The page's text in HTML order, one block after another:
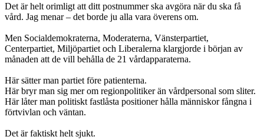
Det är helt orimligt att ditt postnummer ska avgöra när du ska få
vård. Jag menar – det borde ju alla vara överens om.
Men Socialdemokraterna, Moderaterna, Vänsterpartiet,
Centerpartiet, Miljöpartiet och Liberalerna klargjorde i början av
månaden att de vill behålla de 21 vårdapparaterna.
Här sätter man partiet före patienterna.
Här bryr man sig mer om regionpolitiker än vårdpersonal som sliter.
Här låter man politiskt fastlåsta positioner hålla människor fångna i
förtvivlan och väntan.
Det är faktiskt helt sjukt.